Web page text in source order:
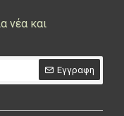
νέα και
Εγγραφη